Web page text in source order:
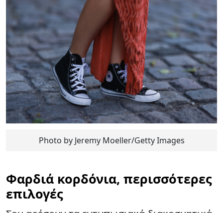
Photo by Jeremy Moeller/Getty Images
Φαρδιά κορδόνια, περισσότερες
επιλογές